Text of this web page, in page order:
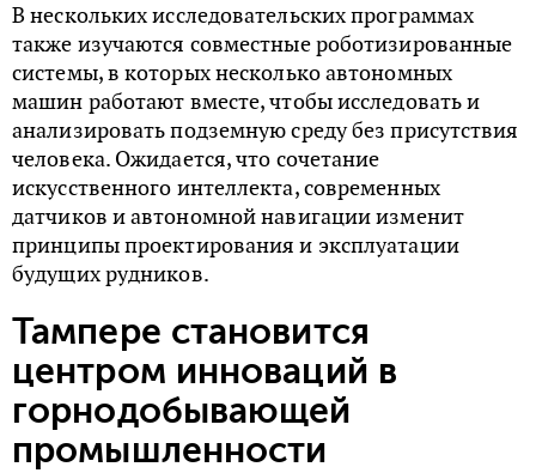
В нескольких исследовательских программах
также изучаются совместные роботизированные
системы, в которых несколько автономных
машин работают вместе, чтобы исследовать и
анализировать подземную среду без присутствия
человека. Ожидается, что сочетание
искусственного интеллекта, современных
датчиков и автономной навигации изменит
принципы проектирования и эксплуатации
будущих рудников.
Тампере становится
центром инноваций в
горнодобывающей
промышленности